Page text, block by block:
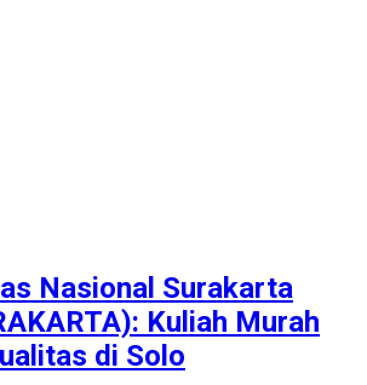
Nasional Surakarta
Kuliah Murah
di Solo